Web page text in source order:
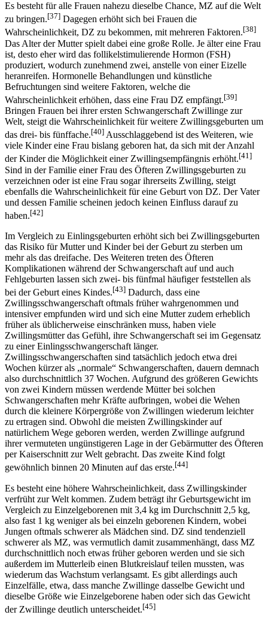
Es besteht für alle Frauen nahezu dieselbe Chance, MZ auf die Welt
zu bringen.[37] Dagegen erhöht sich bei Frauen die
Wahrscheinlichkeit, DZ zu bekommen, mit mehreren Faktoren.[38]
Das Alter der Mutter spielt dabei eine große Rolle. Je älter eine Frau
ist, desto eher wird das follikelstimulierende Hormon (FSH)
produziert, wodurch zunehmend zwei, anstelle von einer Eizelle
heranreifen. Hormonelle Behandlungen und künstliche
Befruchtungen sind weitere Faktoren, welche die
Wahrscheinlichkeit erhöhen, dass eine Frau DZ empfängt.[39]
Bringen Frauen bei ihrer ersten Schwangerschaft Zwillinge zur
Welt, steigt die Wahrscheinlichkeit für weitere Zwillingsgeburten um
das drei- bis fünffache.[40] Ausschlaggebend ist des Weiteren, wie
viele Kinder eine Frau bislang geboren hat, da sich mit der Anzahl
der Kinder die Möglichkeit einer Zwillingsempfängnis erhöht.[41]
Sind in der Familie einer Frau des Öfteren Zwillingsgeburten zu
verzeichnen oder ist eine Frau sogar ihrerseits Zwilling, steigt
ebenfalls die Wahrscheinlichkeit für eine Geburt von DZ. Der Vater
und dessen Familie scheinen jedoch keinen Einfluss darauf zu
haben.[42]
Im Vergleich zu Einlingsgeburten erhöht sich bei Zwillingsgeburten
das Risiko für Mutter und Kinder bei der Geburt zu sterben um
mehr als das dreifache. Des Weiteren treten des Öfteren
Komplikationen während der Schwangerschaft auf und auch
Fehlgeburten lassen sich zwei- bis fünfmal häufiger feststellen als
bei der Geburt eines Kindes.[43] Dadurch, dass eine
Zwillingsschwangerschaft oftmals früher wahrgenommen und
intensiver empfunden wird und sich eine Mutter zudem erheblich
früher als üblicherweise einschränken muss, haben viele
Zwillingsmütter das Gefühl, ihre Schwangerschaft sei im Gegensatz
zu einer Einlingsschwangerschaft länger.
Zwillingsschwangerschaften sind tatsächlich jedoch etwa drei
Wochen kürzer als „normale“ Schwangerschaften, dauern demnach
also durchschnittlich 37 Wochen. Aufgrund des größeren Gewichts
von zwei Kindern müssen werdende Mütter bei solchen
Schwangerschaften mehr Kräfte aufbringen, wobei die Wehen
durch die kleinere Körpergröße von Zwillingen wiederum leichter
zu ertragen sind. Obwohl die meisten Zwillingskinder auf
natürlichem Wege geboren werden, werden Zwillinge aufgrund
ihrer vermuteten ungünstigeren Lage in der Gebärmutter des Öfteren
per Kaiserschnitt zur Welt gebracht. Das zweite Kind folgt
gewöhnlich binnen 20 Minuten auf das erste.[44]
Es besteht eine höhere Wahrscheinlichkeit, dass Zwillingskinder
verfrüht zur Welt kommen. Zudem beträgt ihr Geburtsgewicht im
Vergleich zu Einzelgeborenen mit 3,4 kg im Durchschnitt 2,5 kg,
also fast 1 kg weniger als bei einzeln geborenen Kindern, wobei
Jungen oftmals schwerer als Mädchen sind. DZ sind tendenziell
schwerer als MZ, was vermutlich damit zusammenhängt, dass MZ
durchschnittlich noch etwas früher geboren werden und sie sich
außerdem im Mutterleib einen Blutkreislauf teilen mussten, was
wiederum das Wachstum verlangsamt. Es gibt allerdings auch
Einzelfälle, etwa, dass manche Zwillinge dasselbe Gewicht und
dieselbe Größe wie Einzelgeborene haben oder sich das Gewicht
der Zwillinge deutlich unterscheidet.[45]